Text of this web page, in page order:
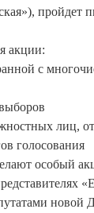
пройдет
акции:
с
лиц,
голосования
особый
новой